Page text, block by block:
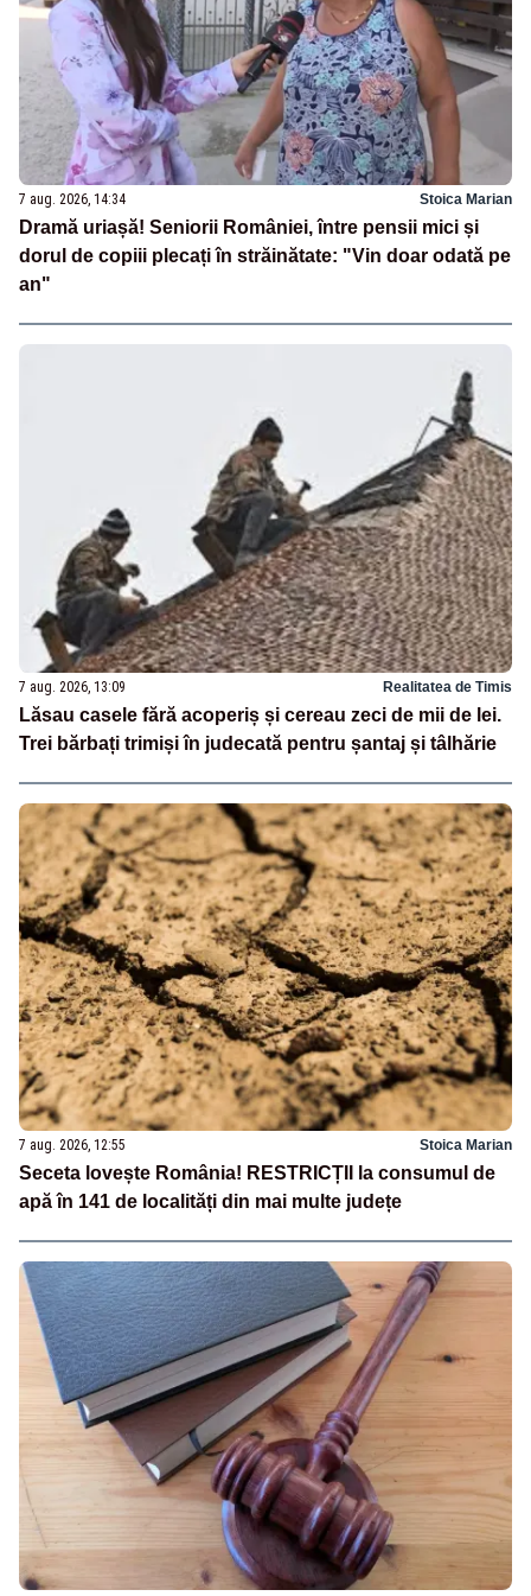
7 aug. 2026, 14:34 Stoica Marian
Dramă uriașă! Seniorii României, între pensii mici și
dorul de copiii plecați în străinătate: "Vin doar odată pe
an"
7 aug. 2026, 13:09 Realitatea de Timis
Lăsau casele fără acoperiș și cereau zeci de mii de lei.
Trei bărbați trimiși în judecată pentru șantaj și tâlhărie
7 aug. 2026, 12:55 Stoica Marian
Seceta lovește România! RESTRICȚII la consumul de
apă în 141 de localități din mai multe județe